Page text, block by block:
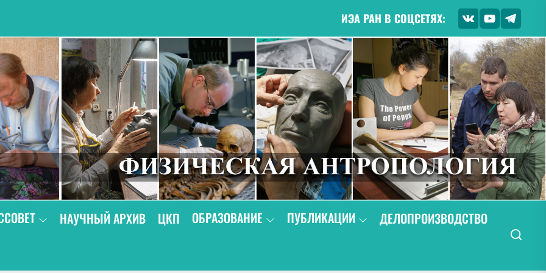
ИЭА РАН В СОЦСЕТЯХ:
НАУЧНЫЙ АРХИВ ЦКП ОБРАЗОВАНИЕ ПУБЛИКАЦИИ
ДЕЛОПРОИЗВОДСТВО